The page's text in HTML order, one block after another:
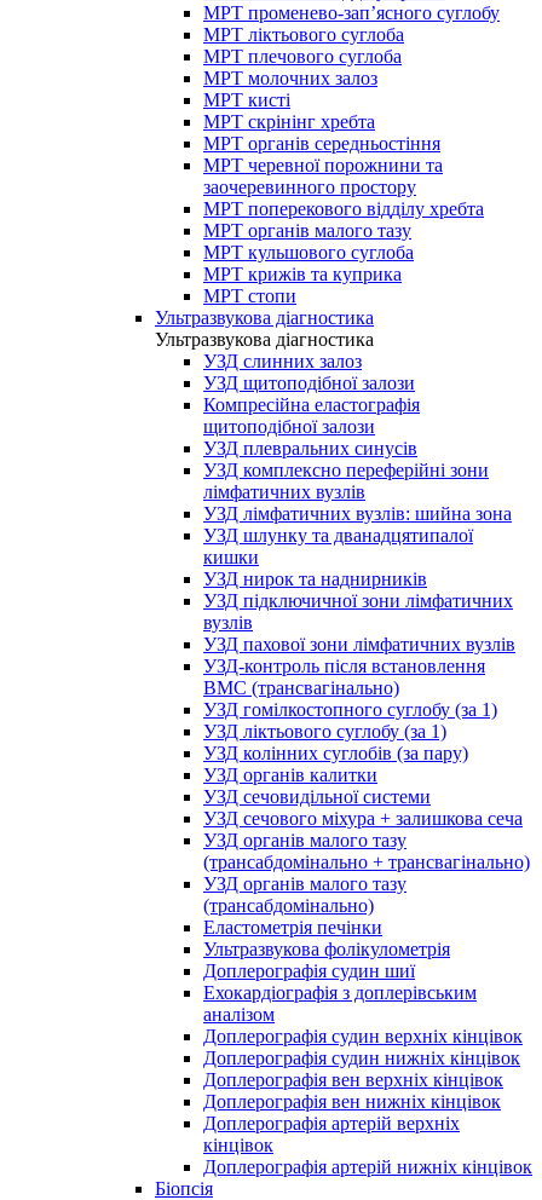
МРТ променево-зап’ясного суглобу
МРТ ліктьового суглоба
МРТ плечового суглоба
МРТ молочних залоз
МРТ кисті
МРТ скрінінг хребта
МРТ органів середньостіння
МРТ черевної порожнини та
заочеревинного простору
МРТ поперекового відділу хребта
МРТ органів малого тазу
МРТ кульшового суглоба
МРТ крижів та куприка
МРТ стопи
Ультразвукова діагностика
Ультразвукова діагностика
УЗД слинних залоз
УЗД щитоподібної залози
Компресійна еластографія
щитоподібної залози
УЗД плевральних синусів
УЗД комплексно переферійні зони
лімфатичних вузлів
УЗД лімфатичних вузлів: шийна зона
УЗД шлунку та дванадцятипалої
кишки
УЗД нирок та наднирників
УЗД підключичної зони лімфатичних
вузлів
УЗД пахової зони лімфатичних вузлів
УЗД-контроль після встановлення
ВМС (трансвагінально)
УЗД гомілкостопного суглобу (за 1)
УЗД ліктьового суглобу (за 1)
УЗД колінних суглобів (за пару)
УЗД органів калитки
УЗД сечовидільної системи
УЗД сечового міхура + залишкова сеча
УЗД органів малого тазу
(трансабдомінально + трансвагінально)
УЗД органів малого тазу
(трансабдомінально)
Еластометрія печінки
Ультразвукова фолікулометрія
Доплерографія судин шиї
Ехокардіографія з доплерівським
аналізом
Доплерографія судин верхніх кінцівок
Доплерографія судин нижніх кінцівок
Доплерографія вен верхніх кінцівок
Доплерографія вен нижніх кінцівок
Доплерографія артерій верхніх
кінцівок
Доплерографія артерій нижніх кінцівок
Біопсія